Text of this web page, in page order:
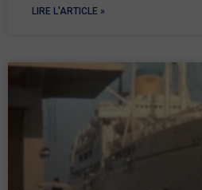
LIRE L'ARTICLE »